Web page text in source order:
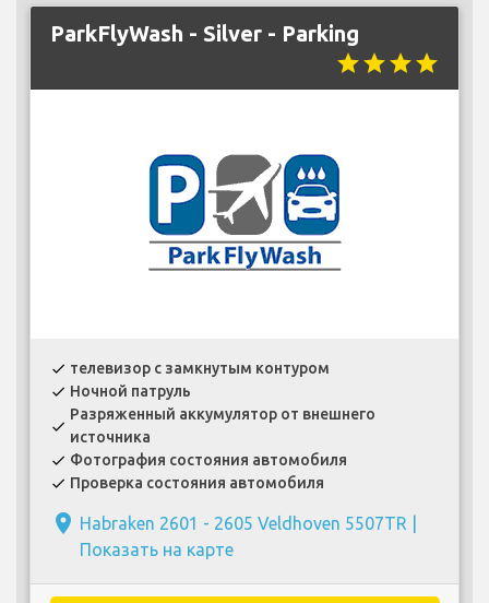
ParkFlyWash - Silver - Parking
starstarstarstar
check телевизор с замкнутым контуром
check Ночной патруль
check
Разряженный аккумулятор от внешнего
источника
check Фотография состояния автомобиля
check Проверка состояния автомобиля
place Habraken 2601 - 2605 Veldhoven 5507TR |
Показать на карте